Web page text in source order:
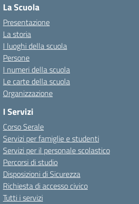
La Scuola
Presentazione
La storia
I luoghi della scuola
Persone
I numeri della scuola
Le carte della scuola
Organizzazione
I Servizi
Corso Serale
Servizi per famiglie e studenti
Servizi per il personale scolastico
Percorsi di studio
Disposizioni di Sicurezza
Richiesta di accesso civico
Tutti i servizi